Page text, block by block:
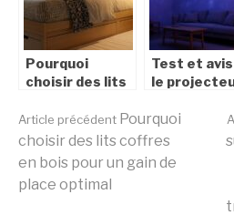
Pourquoi
choisir des lits
pour un gain de
place optimal
Test et
le
admirez un
étoilé chez
vous et
Lire
la
Article précédent Pourquoi
choisir des lits coffres
en bois pour un gain de
place optimal